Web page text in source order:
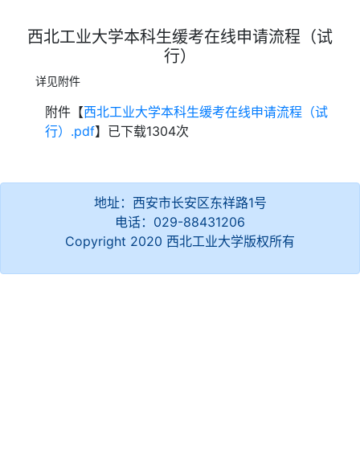
西北工业大学本科生缓考在线申请流程（试
行）
详见附件
附件【西北工业大学本科生缓考在线申请流程（试
行）.pdf】已下载1304次
地址：西安市长安区东祥路1号
电话：029-88431206
Copyright 2020 西北工业大学版权所有